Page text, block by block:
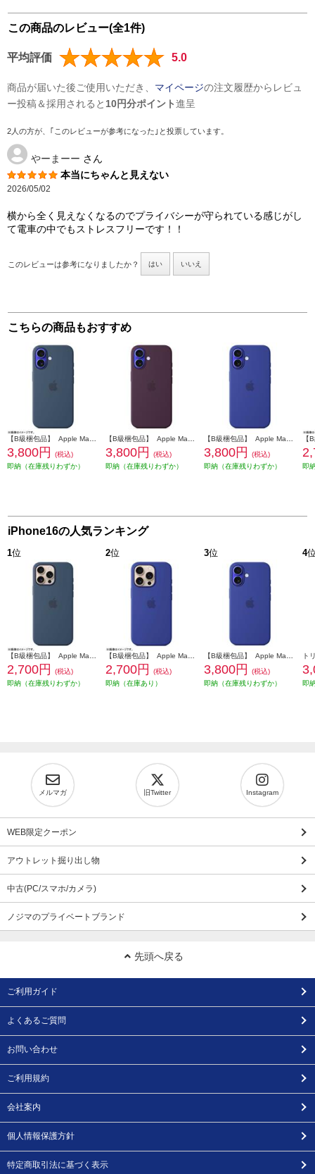
この商品のレビュー(全1件)
平均評価 5.0
商品が届いた後ご使用いただき、 マイページの注文履歴からレビュ
ー投稿＆採用されると 10円分ポイント進呈
2人の方が、｢このレビューが参考になった｣と投票しています。
やーまーー さん
本当にちゃんと見えない
2026/05/02
横から全く見えなくなるのでプライバシーが守られている感じがし
て電車の中でもストレスフリーです！！
このレビューは参考になりましたか？ はい いいえ
こちらの商品もおすすめ
3,800円
(税込)
即納（在庫残りわずか）
3,800円
(税込)
即納（在庫残りわずか）
3,800円
(税込)
即納（在庫残りわずか）
即
iPhone16の人気ランキング
1位
2,700円
(税込)
即納（在庫残りわずか）
2位
2,700円
(税込)
即納（在庫あり）
3位
3,800円
(税込)
即納（在庫残りわずか）
4
即
メルマガ 旧Twitter Instagram
WEB限定クーポン
アウトレット掘り出し物
中古(PC/スマホ/カメラ)
ノジマのプライベートブランド
先頭へ戻る
ご利用ガイド
よくあるご質問
お問い合わせ
ご利用規約
会社案内
個人情報保護方針
特定商取引法に基づく表示